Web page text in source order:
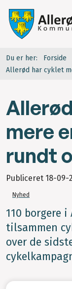
Du er her: Forside
Allerød har cyklet
mere
rundt
Publiceret 18-09-
Nyhed
110 borgere
tilsammen
over de